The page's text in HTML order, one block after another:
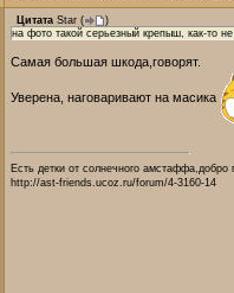
Цитата Star (
)
на фото такой серьезный крепыш, как-то
Самая большая шкода,говорят.
Уверена, наговаривают на масика
Есть детки от солнечного амстаффа,добро
http://ast-friends.ucoz.ru/forum/4-3160-14